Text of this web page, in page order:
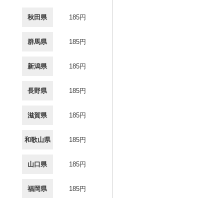
秋田県 185円
群馬県 185円
新潟県 185円
長野県 185円
滋賀県 185円
和歌山県 185円
山口県 185円
福岡県 185円